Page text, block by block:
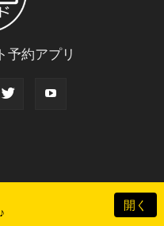
開く
予約アプリ
All Rights Reserved.